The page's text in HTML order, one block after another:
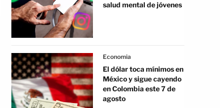
salud mental de jóvenes
Economia
El dólar toca mínimos en
México y sigue cayendo
en Colombia este 7 de
agosto